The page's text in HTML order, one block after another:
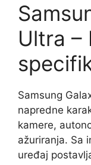
Ultra –
Samsung
napredne
kamere,
ažuriranja. Sa
uređaj